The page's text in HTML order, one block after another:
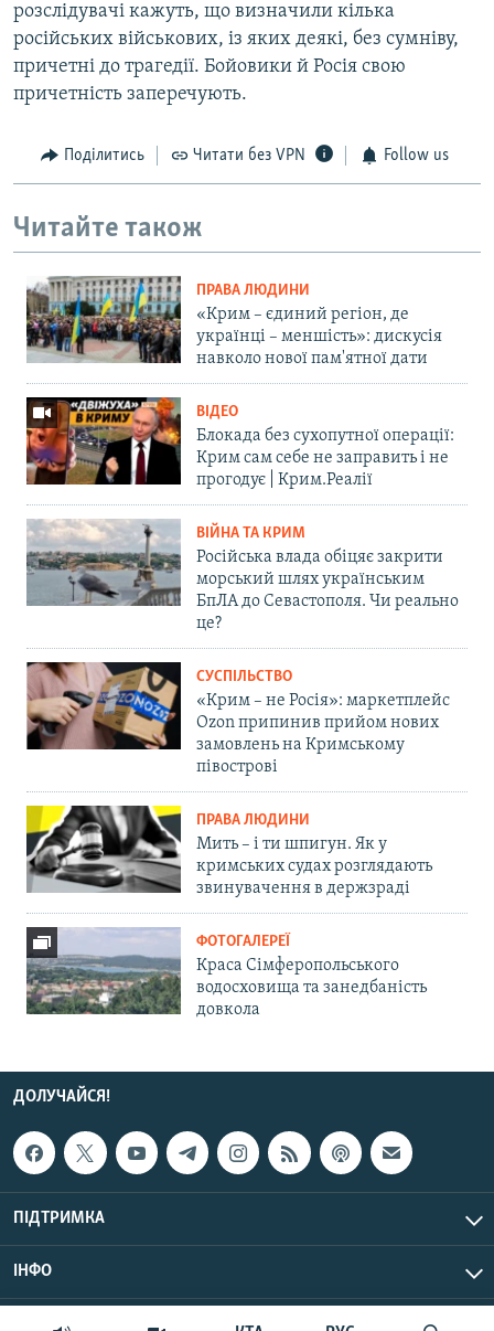
розслідувачі кажуть, що визначили кілька
російських військових, із яких деякі, без сумніву,
причетні до трагедії. Бойовики й Росія свою
причетність заперечують.
Поділитись Читати без VPN Follow us
Читайте також
ПРАВА ЛЮДИНИ
«Крим – єдиний регіон, де
українці – меншість»: дискусія
навколо нової пам'ятної дати
ВІДЕО
Блокада без сухопутної операції:
Крим сам себе не заправить і не
прогодує | Крим.Реалії
ВІЙНА ТА КРИМ
Російська влада обіцяє закрити
морський шлях українським
БпЛА до Севастополя. Чи реально
це?
СУСПІЛЬСТВО
«Крим – не Росія»: маркетплейс
Ozon припинив прийом нових
замовлень на Кримському
півострові
ПРАВА ЛЮДИНИ
Мить – і ти шпигун. Як у
кримських судах розглядають
звинувачення в держзраді
ФОТОГАЛЕРЕЇ
Краса Сімферопольського
водосховища та занедбаність
довкола
ДОЛУЧАЙСЯ!
ПІДТРИМКА
ІНФО